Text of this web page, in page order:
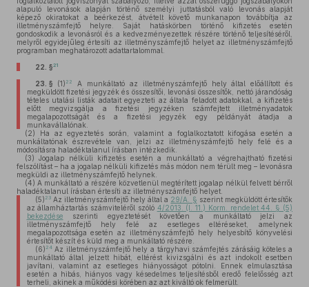
alapuló levonások alapján történő személyi juttatásból való levonás alapját
képező okiratokat a beérkezést, átvételt követő munkanapon továbbítja az
illetményszámfejtő helyre. Saját hatáskörben történő kifizetés esetén
gondoskodik a levonásról és a kedvezményezettek részére történő teljesítéséről,
melyről egyidejűleg értesíti az illetményszámfejtő helyet az illetményszámfejtő
programban meghatározott adattartalommal.
22. §21
23. § (1) 22
A munkáltató az illetményszámfejtő hely által előállított és
megküldött fizetési jegyzék és összesítői, levonási összesítők, nettó járandóság
tételes utalási listák adatait egyezteti az általa feladott adatokkal, a kifizetés
előtt megvizsgálja a fizetési jegyzéken számfejtett illetményadatok
megalapozottságát és a fizetési jegyzék egy példányát átadja a
munkavállalónak.
(2) Ha az egyeztetés során, valamint a foglalkoztatott kifogása esetén a
munkáltatónak észrevétele van, jelzi az illetményszámfejtő hely felé és a
módosításra haladéktalanul írásban intézkedik.
(3) Jogalap nélküli kifizetés esetén a munkáltató a végrehajtható fizetési
felszólítást – ha a jogalap nélküli kifizetés más módon nem térült meg – levonásra
megküldi az illetményszámfejtő helynek.
(4) A munkáltató a részére közvetlenül megtérített jogalap nélkül felvett bérről
haladéktalanul írásban értesíti az illetményszámfejtő helyet.
(5) 23Az illetményszámfejtő hely által a 29/A. § szerint megküldött értesítők
az államháztartás számviteléről szóló 4/2013. (I. 11.) Korm. rendelet 44. § (5)
bekezdése szerinti egyeztetését követően a munkáltató jelzi az
illetményszámfejtő hely felé az esetleges eltéréseket, amelynek
megalapozottsága esetén az illetményszámfejtő hely helyesbítő könyvelési
értesítőt készít és küld meg a munkáltató részére.
(6) 24Az illetményszámfejtő hely a tárgyhavi számfejtés zárásáig köteles a
munkáltató által jelzett hibát, eltérést kivizsgálni és azt indokolt esetben
javítani, valamint az esetleges hiányosságot pótolni. Ennek elmulasztása
esetén a hibás, hiányos vagy késedelmes teljesítésből eredő felelősség azt
terheli, akinek a működési körében az azt kiváltó ok felmerült.